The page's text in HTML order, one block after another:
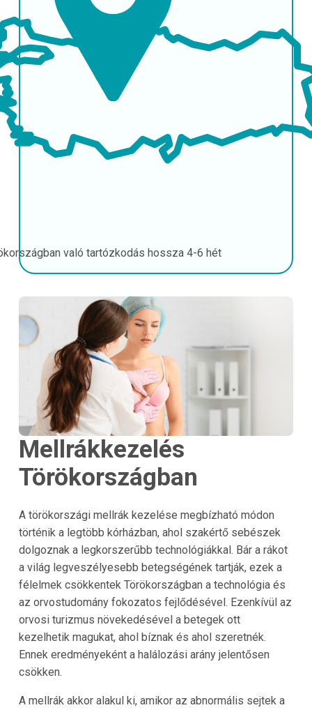
való tartózkodás hossza 4-6 hét
Mellrákkezelés
Törökországban
A törökországi mellrák kezelése megbízható módon
történik a legtöbb kórházban, ahol szakértő sebészek
dolgoznak a legkorszerűbb technológiákkal. Bár a rákot
a világ legveszélyesebb betegségének tartják, ezek a
félelmek csökkentek Törökországban a technológia és
az orvostudomány fokozatos fejlődésével. Ezenkívül az
orvosi turizmus növekedésével a betegek ott
kezelhetik magukat, ahol bíznak és ahol szeretnék.
Ennek eredményeként a halálozási arány jelentősen
csökken.
A mellrák akkor alakul ki, amikor az abnormális sejtek a